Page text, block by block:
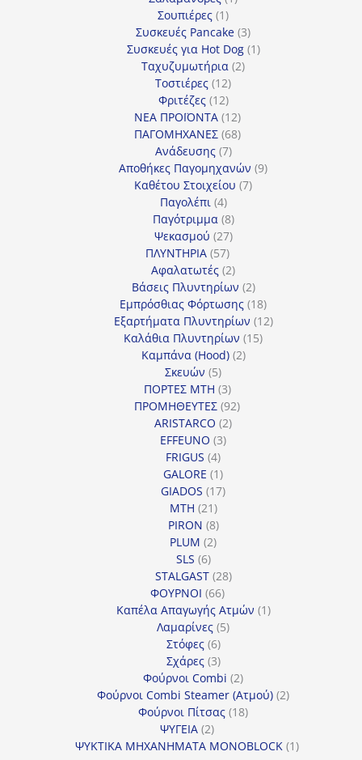
Σουπιέρες 11
προϊόν
Συσκευές Pancake 33
προϊόντα
Συσκευές για Hot Dog 11
Ταχυζυμωτήρια 22
Τοστιέρες 1212
προϊόντα
Φριτέζες 1212
προϊόντα
ΝΕΑ ΠΡΟΪΟΝΤΑ 1212
προϊόντα
ΠΑΓΟΜΗΧΑΝΕΣ 6868
Ανάδευσης 77
προϊόντα
Αποθήκες Παγομηχανών 99
Καθέτου Στοιχείου 77
Παγολέπι 44
προϊόντα
Παγότριμμα 88
προϊόντα
Ψεκασμού 2727
προϊόντα
ΠΛΥΝΤΗΡΙΑ 5757
προϊόντα
Αφαλατωτές 22
προϊόντα
Βάσεις Πλυντηρίων 22
προϊόντα
Εμπρόσθιας Φόρτωσης 1818
προϊόντα
Εξαρτήματα Πλυντηρίων 1212
Καλάθια Πλυντηρίων 1515
Καμπάνα (Hood) 22
Σκευών 55
προϊόντα
ΠΟΡΤΕΣ MTH 33
προϊόντα
ΠΡΟΜΗΘΕΥΤΕΣ 9292
ARISTARCO 22
EFFEUNO 33
FRIGUS 44
προϊόντα
GALORE 11
προϊόν
GIADOS 1717
MTH 2121
προϊόντα
PIRON 88
προϊόντα
PLUM 22
SLS 66
προϊόντα
STALGAST 2828
ΦΟΥΡΝΟΙ 6666
προϊόντα
Καπέλα Απαγωγής Ατμών 11
Λαμαρίνες 55
Στόφες 66
προϊόντα
Σχάρες 33
προϊόντα
Φούρνοι Combi 22
προϊόντα
Φούρνοι Combi Steamer (Ατμού) 22
Φούρνοι Πίτσας 1818
ΨΥΓΕΙΑ 22
προϊόντα
ΨΥΚΤΙΚΑ ΜΗΧΑΝΗΜΑΤΑ MONOBLOCK 11